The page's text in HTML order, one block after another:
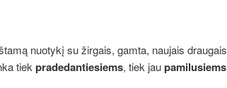
nuotykį su žirgais, gamta, naujais draugais
tiek pradedantiesiems, tiek jaupamilusiems